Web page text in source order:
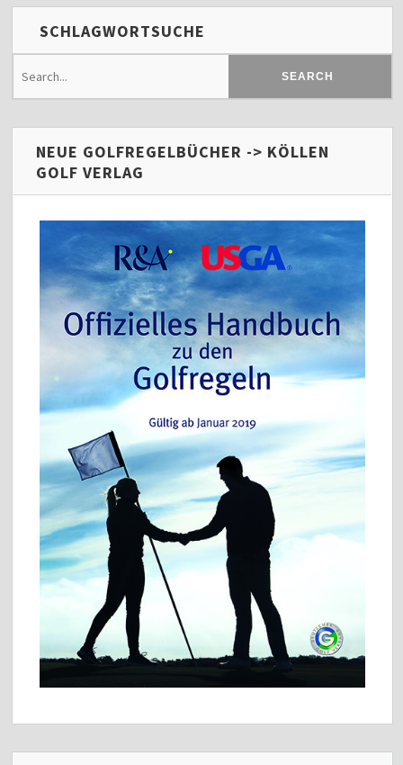
SCHLAGWORTSUCHE
NEUE GOLFREGELBÜCHER -> KÖLLEN
GOLF VERLAG